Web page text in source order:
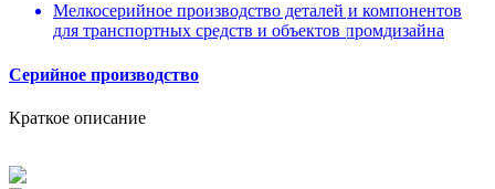
Мелкосерийное производство деталей и компонентов
для транспортных средств и объектов промдизайна
Серийное производство
Краткое описание